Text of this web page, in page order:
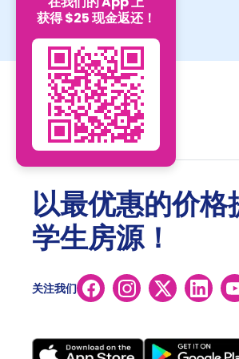
以最优惠的价
学生房源！
关注我们
获得 $25 现金返还！